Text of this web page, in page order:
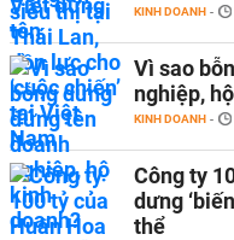
KINH DOANH -
Vì sao
nghiệp,
KINH DOANH -
Công ty
dưng
thể